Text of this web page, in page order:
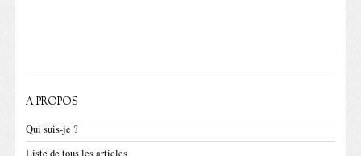
A PROPOS
Qui suis-je ?